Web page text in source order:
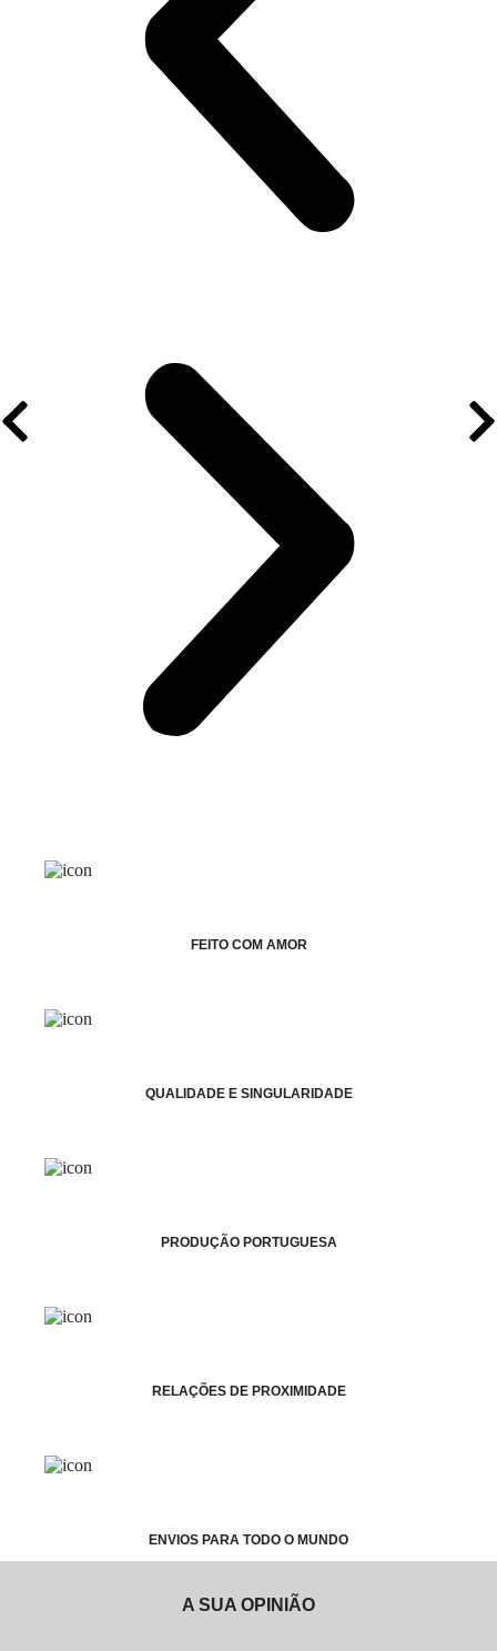
FEITO COM AMOR
QUALIDADE E SINGULARIDADE
PRODUÇÃO PORTUGUESA
RELAÇÕES DE PROXIMIDADE
ENVIOS PARA TODO O MUNDO
A SUA OPINIÃO